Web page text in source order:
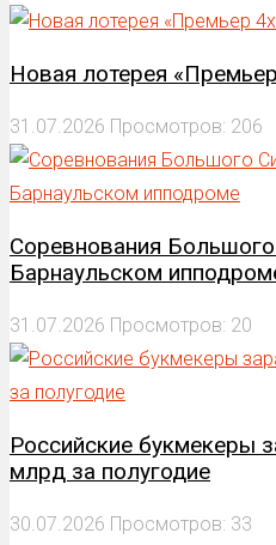
Новая лотерея
31.07.2026 Просмотров: 206
Соревнования
Барнаульском
31.07.2026 Просмотров: 20
Российские букмекеры
млрд за полугодие
30.07.2026 Просмотров: 33